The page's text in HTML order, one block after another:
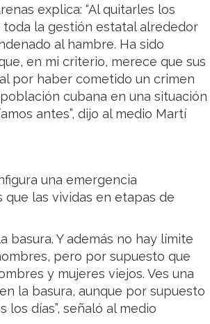
explica: “Al quitarles los
la gestión estatal alrededor
al hambre. Ha sido
en mi criterio, merece que sus
por haber cometido un crimen
cubana en una situación
antes”, dijo al medio Martí
una emergencia
que las vividas en etapas de
basura. Y además no hay límite
pero por supuesto que
y mujeres viejos. Ves una
la basura, aunque por supuesto
los días”, señaló al medio